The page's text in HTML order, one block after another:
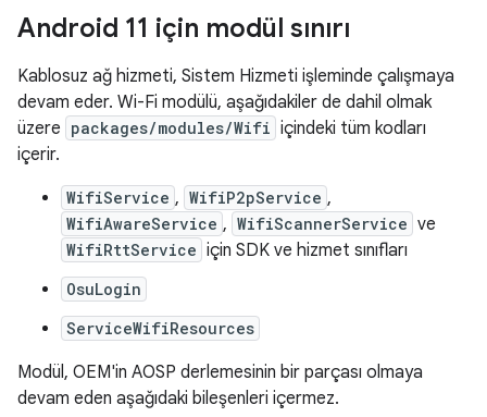
Android 11 için modül sınırı
Kablosuz ağ hizmeti, Sistem Hizmeti işleminde çalışmaya
devam eder. Wi-Fi modülü, aşağıdakiler de dahil olmak
üzere packages/modules/Wifi içindeki tüm kodları
içerir.
WifiService , WifiP2pService ,
WifiAwareService , WifiScannerService ve
WifiRttService için SDK ve hizmet sınıfları
OsuLogin
ServiceWifiResources
Modül, OEM'in AOSP derlemesinin bir parçası olmaya
devam eden aşağıdaki bileşenleri içermez.